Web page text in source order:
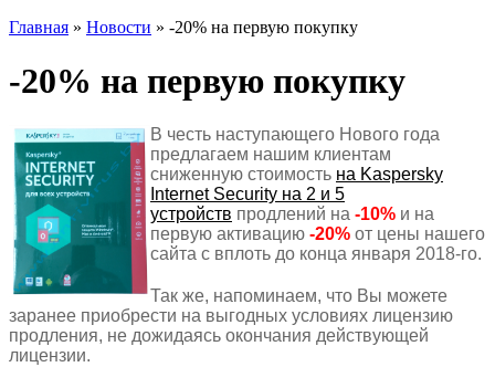
Главная » Новости » -20% на первую покупку
-20% на первую покупку
В честь наступающего Нового года
предлагаем нашим клиентам
сниженную стоимость на Kaspersky
Internet Security на 2 и 5
устройств продлений на -10% и на
первую активацию -20% от цены нашего
сайта с вплоть до конца января 2018-го.
Так же, напоминаем, что Вы можете
заранее приобрести на выгодных условиях лицензию
продления, не дожидаясь окончания действующей
лицензии.